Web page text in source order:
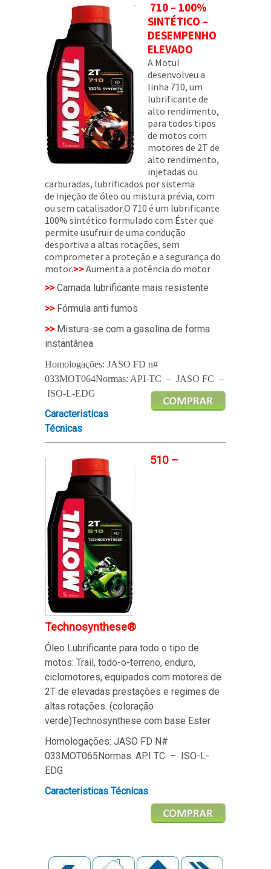
710 – 100%
SINTÉTICO –
DESEMPENHO
ELEVADO
A Motul
desenvolveu a
linha 710, um
lubrificante de
alto rendimento,
para todos tipos
de motos com
motores de 2T de
alto rendimento,
injetadas ou
carburadas, lubrificados por sistema
de injeção de óleo ou mistura prévia, com
ou sem catalisador.O 710 é um lubrificante
100% sintético formulado com Éster que
permite usufruir de uma condução
desportiva a altas rotações, sem
comprometer a proteção e a segurança do
motor.>>Aumenta a potência do motor
>>Camada lubrificante mais resistente
>>Fórmula anti fumos
>>Mistura-se com a gasolina de forma
instantânea
Homologações: JASO FD n#
033MOT064Normas: API-TC – JASO FC –
ISO-L-EDG
Caracteristicas
Técnicas
510 –
Technosynthese®
Óleo Lubrificante para todo o tipo de
motos: Trail, todo-o-terreno, enduro,
ciclomotores, equipados com motores de
2T de elevadas prestações e regimes de
altas rotações. (coloração
verde)Technosynthese com base Ester
Homologações: JASO FD N#
033MOT065 Normas: API TC – ISO-L-
EDG
Caracteristicas Técnicas